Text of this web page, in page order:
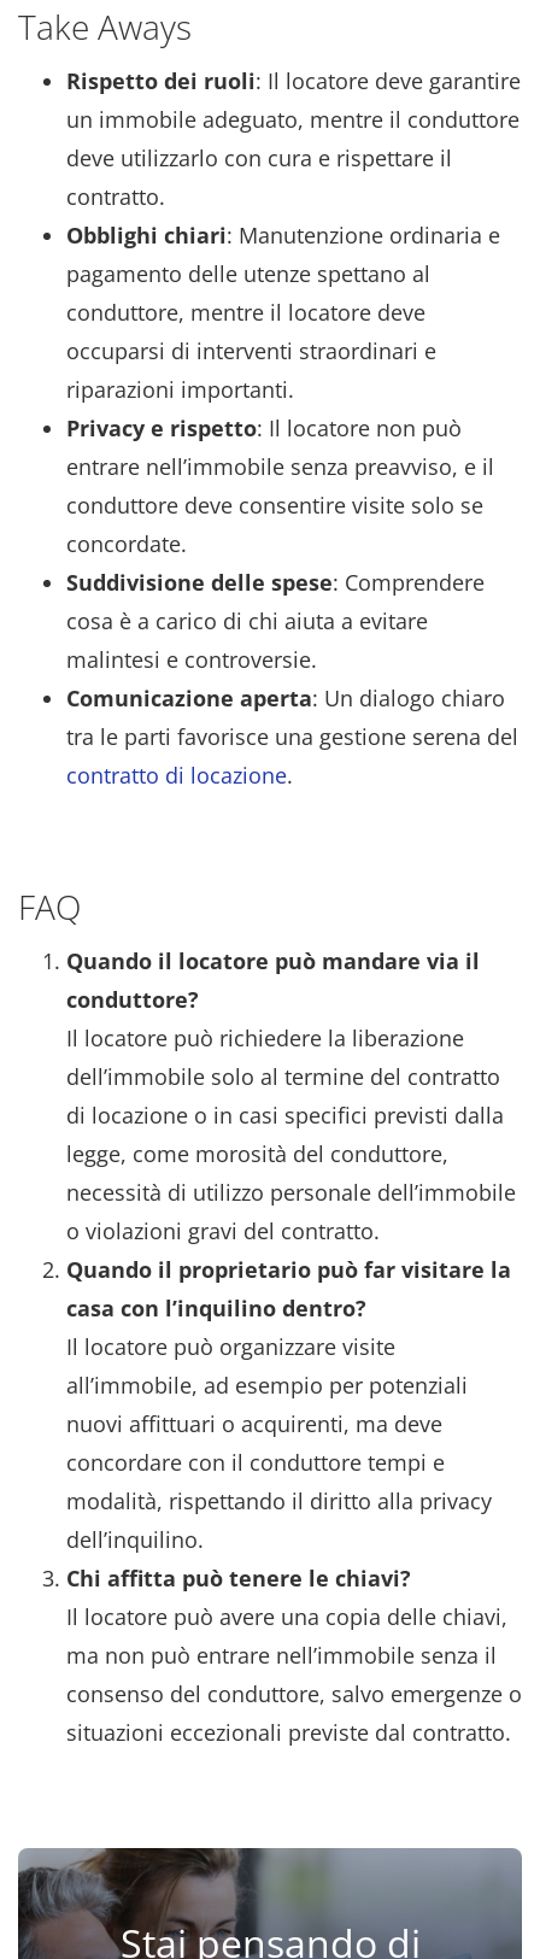
Take Aways
Rispetto dei ruoli: Il locatore deve garantire
un immobile adeguato, mentre il conduttore
deve utilizzarlo con cura e rispettare il
contratto.
Obblighi chiari: Manutenzione ordinaria e
pagamento delle utenze spettano al
conduttore, mentre il locatore deve
occuparsi di interventi straordinari e
riparazioni importanti.
Privacy e rispetto: Il locatore non può
entrare nell’immobile senza preavviso, e il
conduttore deve consentire visite solo se
concordate.
Suddivisione delle spese: Comprendere
cosa è a carico di chi aiuta a evitare
malintesi e controversie.
Comunicazione aperta: Un dialogo chiaro
tra le parti favorisce una gestione serena del
contratto di locazione.
FAQ
Quando il locatore può mandare via il
conduttore?
Il locatore può richiedere la liberazione
dell’immobile solo al termine del contratto
di locazione o in casi specifici previsti dalla
legge, come morosità del conduttore,
necessità di utilizzo personale dell’immobile
o violazioni gravi del contratto.
Quando il proprietario può far visitare la
casa con l’inquilino dentro?
Il locatore può organizzare visite
all’immobile, ad esempio per potenziali
nuovi affittuari o acquirenti, ma deve
concordare con il conduttore tempi e
modalità, rispettando il diritto alla privacy
dell’inquilino.
Chi affitta può tenere le chiavi?
Il locatore può avere una copia delle chiavi,
ma non può entrare nell’immobile senza il
consenso del conduttore, salvo emergenze o
situazioni eccezionali previste dal contratto.
Stai pensando di